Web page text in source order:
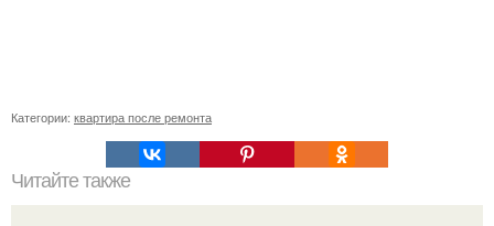
Категории: квартира после ремонта
Читайте также